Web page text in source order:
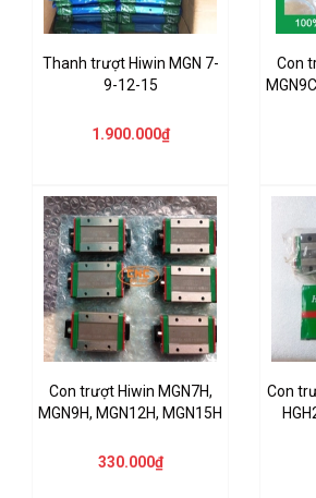
Thanh trượt Hiwin MGN 7-
9-12-15
1.900.000₫
Con
Con trượt Hiwin MGN7H,
MGN9H, MGN12H, MGN15H
330.000₫
Con